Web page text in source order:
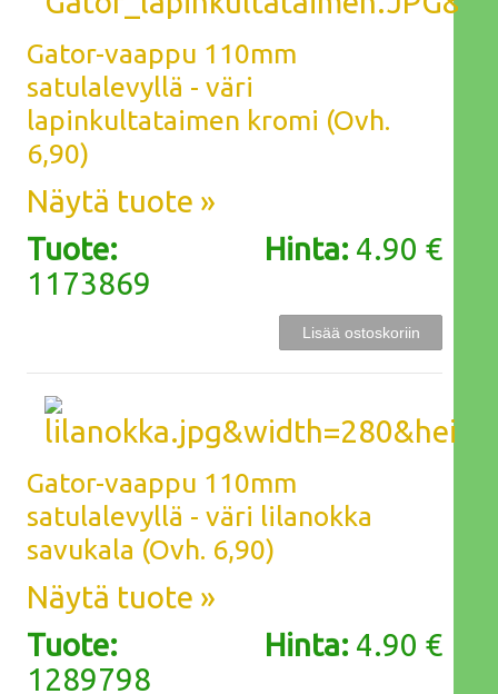
Gator-vaappu 110mm
satulalevyllä - väri
lapinkultataimen kromi (Ovh.
6,90)
Näytä tuote »
Tuote:
1173869
Hinta: 4.90 €
Gator-vaappu 110mm
satulalevyllä - väri lilanokka
savukala (Ovh. 6,90)
Näytä tuote »
Tuote:
1289798
Hinta: 4.90 €